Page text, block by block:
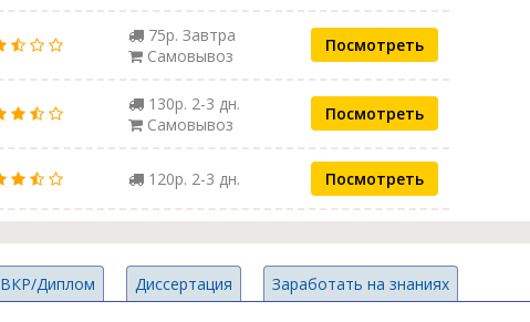
75р. Завтра
Самовывоз
Посмотреть
130р. 2-3 дн.
Самовывоз
Посмотреть
120р. 2-3 дн. Посмотреть
ВКР/Диплом Диссертация Заработать на знаниях